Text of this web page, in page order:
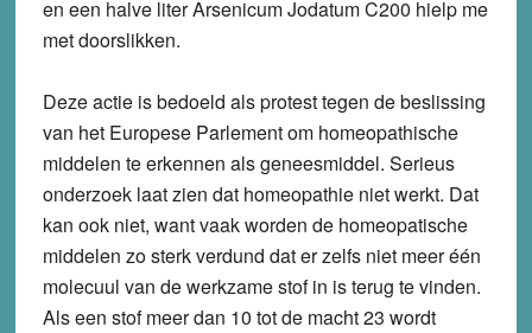
en een halve liter Arsenicum Jodatum C200 hielp me
met doorslikken.
Deze actie is bedoeld als protest tegen de beslissing
van het Europese Parlement om homeopathische
middelen te erkennen als geneesmiddel. Serieus
onderzoek laat zien dat homeopathie niet werkt. Dat
kan ook niet, want vaak worden de homeopatische
middelen zo sterk verdund dat er zelfs niet meer één
molecuul van de werkzame stof in is terug te vinden.
Als een stof meer dan 10 tot de macht 23 wordt